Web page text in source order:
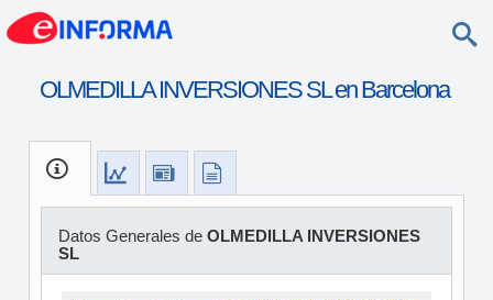
OLMEDILLA INVERSIONES SL en Barcelona
Datos Generales de OLMEDILLA INVERSIONES
SL